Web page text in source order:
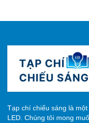
Tạp chí chiếu sáng là
LED. Chúng tôi mong